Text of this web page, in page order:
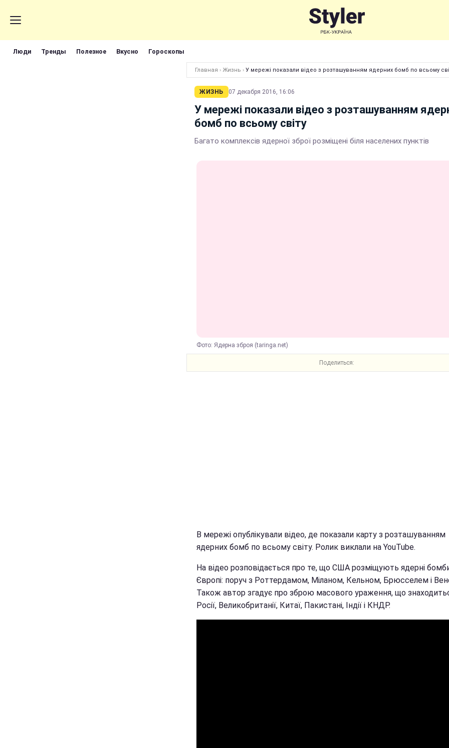
Люди Тренды Полезное Вкусно Гороскопы
Главная › Жизнь › У мережі показали відео з розташуванням ядерних бомб по всьому
ЖИЗНЬ 07 декабря 2016, 16:06
У мережі показали відео з розташуванням
бомб по всьому світу
Багато комплексiв ядерної зброї розміщені біля населених пунктів
Фото: Ядерна зброя (taringa.net)
Поделиться:
В мережі опублікували відео, де показали карту з розташуванням
ядерних бомб по всьому світу. Ролик виклали на YouTube.
На відео розповідається про те, що США розміщують ядерні
Європі: поруч з Роттердамом, Міланом, Кельном, Брюсселем і
Також автор згадує про зброю масового ураження, що
Росії, Великобританії, Китаї, Пакистані, Індії і КНДР.